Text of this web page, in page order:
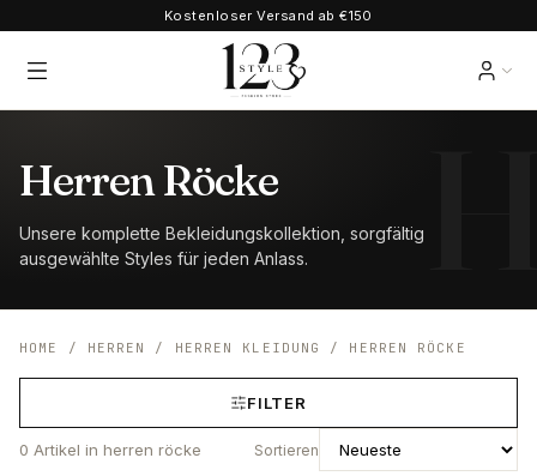
Kostenloser Versand ab €150
Herren Röcke
Unsere komplette Bekleidungskollektion, sorgfältig
ausgewählte Styles für jeden Anlass.
HOME / HERREN / HERREN KLEIDUNG / HERREN RÖCKE
FILTER
0 Artikel in herren röcke Sortieren